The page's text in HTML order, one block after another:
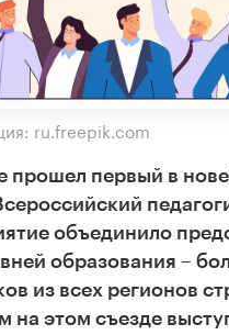
ru.freepik.com
прошел первый в
объединило
образования –
из всех регионов
на этом съезде